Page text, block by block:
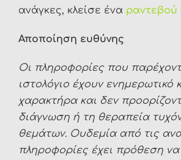
ανάγκες, κλείσε ένα ραντεβού
Αποποίηση ευθύνης
Οι πληροφορίες που
ιστολόγιο έχουν ενημερωτικό
χαρακτήρα και δεν
διάγνωση ή τη θεραπεία
θεμάτων. Ουδεμία από τις
πληροφορίες έχει πρόθεση να